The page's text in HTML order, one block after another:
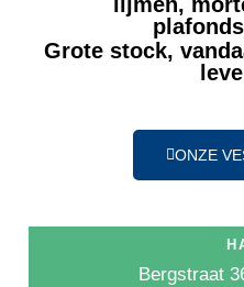
Grote stock,
ONZE
Bergstraat